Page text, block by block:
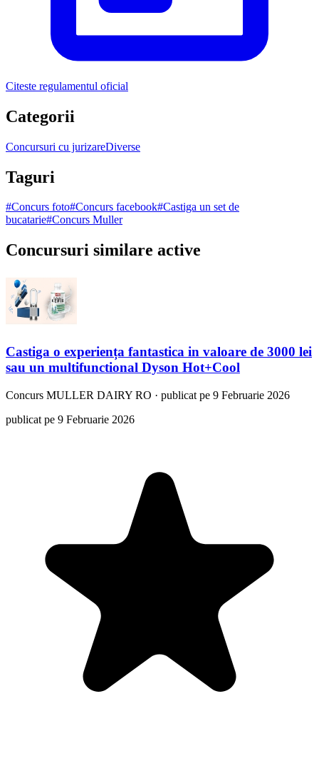
Citeste regulamentul oficial
Categorii
Concursuri cu jurizareDiverse
Taguri
#Concurs foto#Concurs facebook#Castiga un set de
bucatarie#Concurs Muller
Concursuri similare active
Castiga o experiența fantastica in valoare de 3000 lei
sau un multifunctional Dyson Hot+Cool
Concurs MULLER DAIRY RO · publicat pe 9 Februarie 2026
publicat pe 9 Februarie 2026